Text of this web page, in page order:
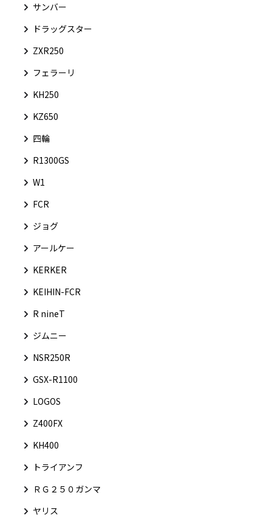
サンバー
ドラッグスター
ZXR250
フェラーリ
KH250
KZ650
四輪
R1300GS
W1
FCR
ジョグ
アールケー
KERKER
KEIHIN-FCR
R nineT
ジムニー
NSR250R
GSX-R1100
LOGOS
Z400FX
KH400
トライアンフ
ＲＧ２５０ガンマ
ヤリス